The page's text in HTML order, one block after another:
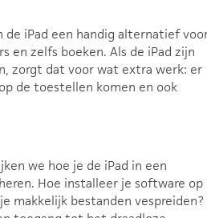
de iPad een handig alternatief
en zelfs boeken. Als de iPad zijn
zorgt dat voor wat extra werk: er
de toestellen komen en ook
we hoe je de iPad in een
Hoe installeer je software op
makkelijk bestanden vespreiden?